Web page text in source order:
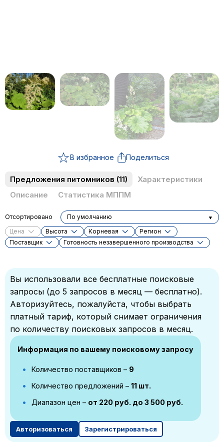
В избранное Поделиться
Предложения питомников (11)
Характеристики
Описание
Статистика МППМ
Цена Высота Корневая
Регион
Поставщик
Готовность незавершенного производства
Отсортировано По умолчанию
Вы использовали все бесплатные поисковые
запросы (до 5 запросов в месяц — бесплатно).
Авторизуйтесь, пожалуйста, чтобы выбрать
платный тариф, который снимает ограничения
по количеству поисковых запросов в месяц.
Информация по вашему поисковому запросу
Количество поставщиков – 9
Количество предложений – 11 шт.
Диапазон цен – от 220 руб. до 3 500 руб.
Авторизоваться Зарегистрироваться